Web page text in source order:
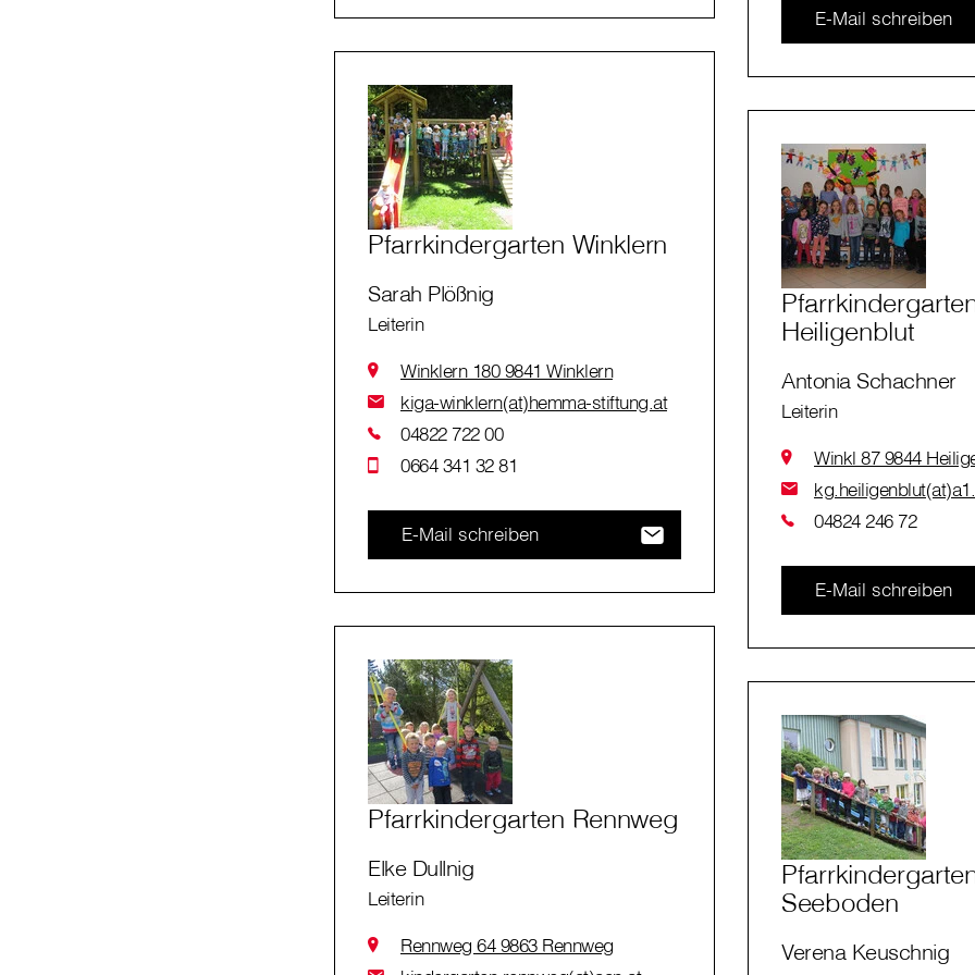
E-Mail schreiben
Pfarrkindergarten Winklern
Sarah Plößnig
Leiterin
Winklern 180 9841 Winklern
kiga-winklern(at)hemma-stiftung.at
04822 722 00
0664 341 32 81
E-Mail schreiben
Heiligenblut
Antonia Schachner
Leiterin
Winkl 87 9844
04824 246 72
E-Mail schreiben
Pfarrkindergarten Rennweg
Elke Dullnig
Leiterin
Rennweg 64 9863 Rennweg
Seeboden
Verena Keuschnig